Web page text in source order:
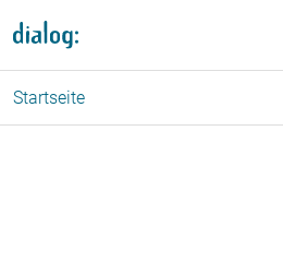
Startseite